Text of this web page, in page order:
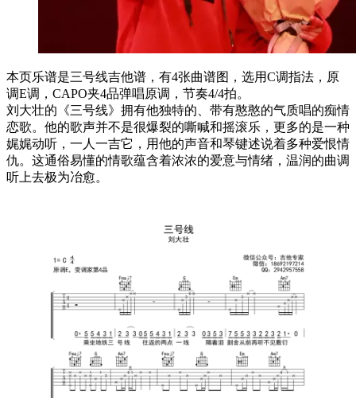
本页乐谱是三号线吉他谱，有4张曲谱图，选用C调指法，原
调E调，CAPO夹4品弹唱原调，节奏4/4拍。
刘大壮的《三号线》拥有他独特的、带有憨憨的气质唱的痴情
恋歌。他的歌声并不是很爆裂的嘶喊和摇滚乐，更多的是一种
娓娓动听，一人一吉它，用他的声音和琴键述说着多种爱恨情
仇。这通俗易懂的情歌蕴含着浓浓的爱意与情绪，温润的曲调
听上去极为冶愈。